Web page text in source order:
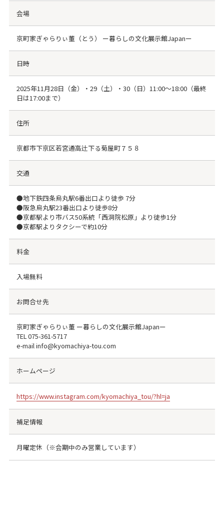
会場
京町家ぎゃらりぃ董（とう） ー暮らしの文化展示館Japanー
日時
2025年11月28日（金）・29（土）・30（日）11:00〜18:00（最終
日は17:00まで）
住所
京都市下京区若宮通高辻下る菊屋町７５８
交通
●地下鉄四条烏丸駅6番出口より徒歩 7分
●阪急烏丸駅23番出口より徒歩8分
●京都駅より市バス50系統「西洞院松原」より徒歩1分
●京都駅よりタクシーで約10分
料金
入場無料
お問合せ先
京町家ぎゃらりぃ董 ー暮らしの文化展示館Japanー
TEL075-361-5717
e-mail info@kyomachiya-tou.com
ホームページ
https://www.instagram.com/kyomachiya_tou/?hl=ja
補足情報
月曜定休（※会期中のみ営業しています）